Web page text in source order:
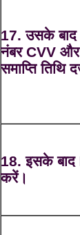
17. उसके बाद
नंबर CVV और
समाप्ति तिथि
18. इसके बाद
करें।